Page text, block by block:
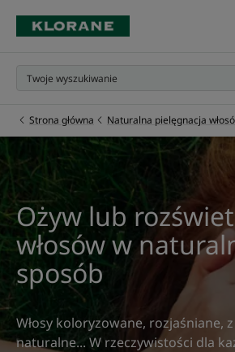
Strona główna Naturalna pielęgnacja
Ożyw lub
włosów w
sposób
Włosy koloryzowane, rozjaśniane,
naturalne... W rzeczywistości dla